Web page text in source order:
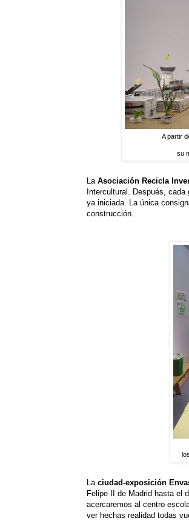
A partir
su
La Asociación Recicla
Intercultural. Después,
ya iniciada. La única
construcción.
La ciudad-exposición
Felipe II de Madrid hasta el
acercaremos al centro
ver hechas realidad todas